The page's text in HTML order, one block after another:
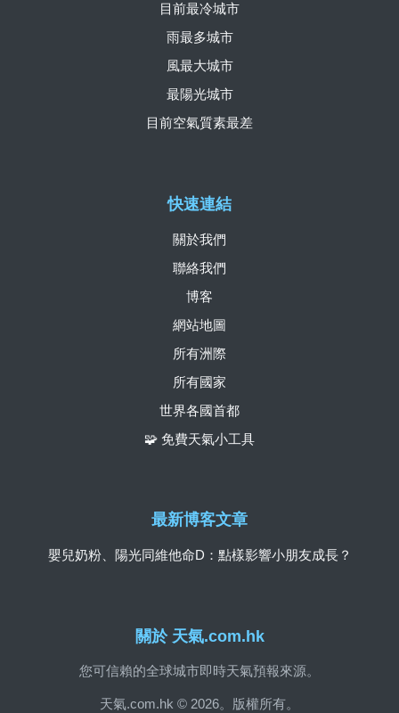
關於 天氣.com.hk
您可信賴的全球城市即時天氣預報來源。
天氣.com.hk © 2026。版權所有。
快速連結
關於我們
聯絡我們
博客
網站地圖
所有洲際
所有國家
世界各國首都
🧩 免費天氣小工具
目前最冷城市
雨最多城市
風最大城市
最陽光城市
目前空氣質素最差
最新博客文章
嬰兒奶粉、陽光同維他命D：點樣影響小朋友成長？